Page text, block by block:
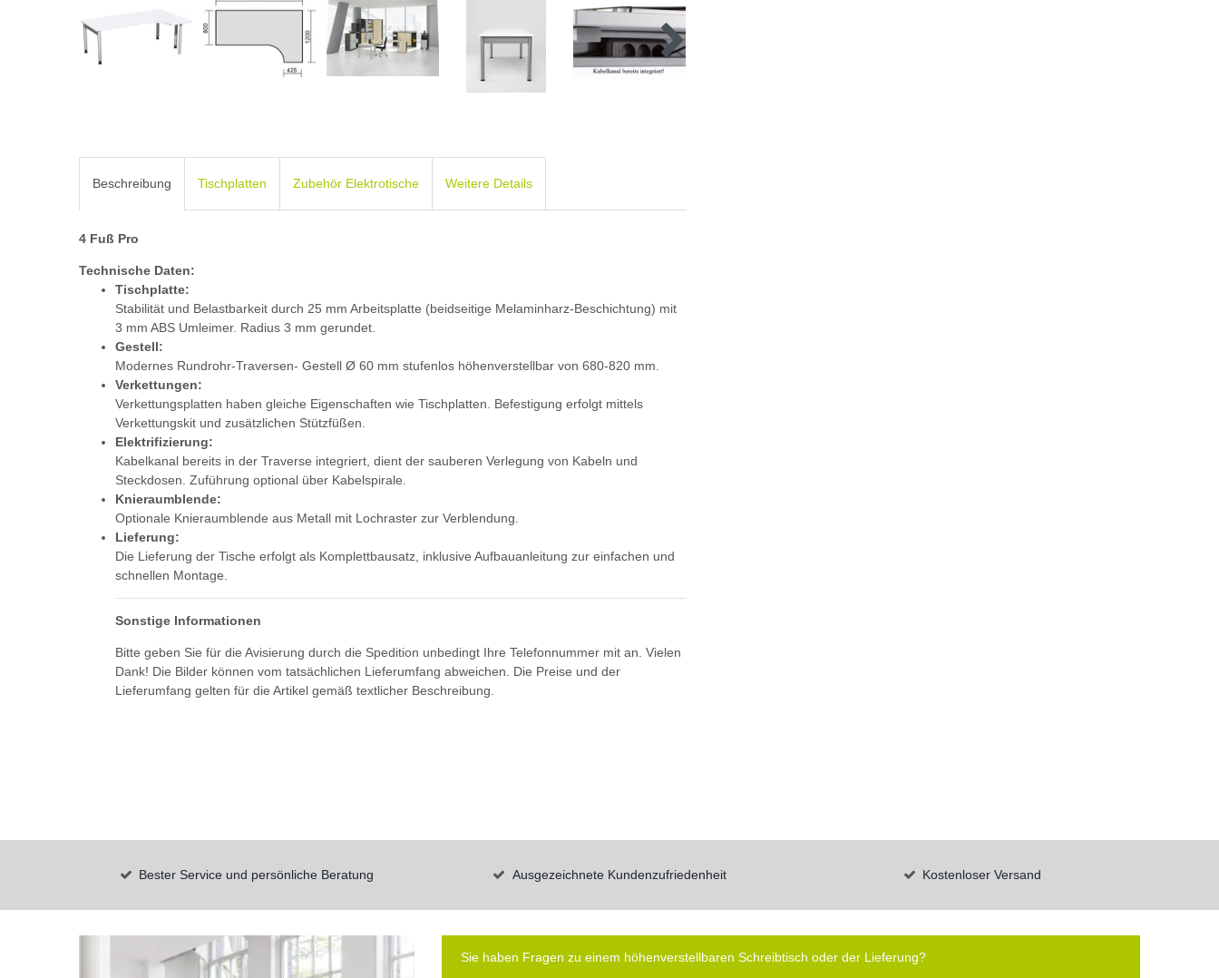
Beschreibung Tischplatten Zubehör Elektrotische Weitere Details
4 Fuß Pro
Technische Daten:
Tischplatte:
Stabilität und Belastbarkeit durch 25 mm Arbeitsplatte (beidseitige Melaminharz-Beschichtung) mit
3 mm ABS Umleimer. Radius 3 mm gerundet.
Gestell:
Modernes Rundrohr-Traversen- Gestell Ø 60 mm stufenlos höhenverstellbar von 680-820 mm.
Verkettungen:
Verkettungsplatten haben gleiche Eigenschaften wie Tischplatten. Befestigung erfolgt mittels
Verkettungskit und zusätzlichen Stützfüßen.
Elektrifizierung:
Kabelkanal bereits in der Traverse integriert, dient der sauberen Verlegung von Kabeln und
Steckdosen. Zuführung optional über Kabelspirale.
Knieraumblende:
Optionale Knieraumblende aus Metall mit Lochraster zur Verblendung.
Lieferung:
Die Lieferung der Tische erfolgt als Komplettbausatz, inklusive Aufbauanleitung zur einfachen und
schnellen Montage.
Sonstige Informationen
Bitte geben Sie für die Avisierung durch die Spedition unbedingt Ihre Telefonnummer mit an. Vielen
Dank! Die Bilder können vom tatsächlichen Lieferumfang abweichen. Die Preise und der
Lieferumfang gelten für die Artikel gemäß textlicher Beschreibung.
Bester Service und persönliche Beratung Ausgezeichnete Kundenzufriedenheit Kostenloser Versand
Sie haben Fragen zu einem höhenverstellbaren Schreibtisch oder der Lieferung?